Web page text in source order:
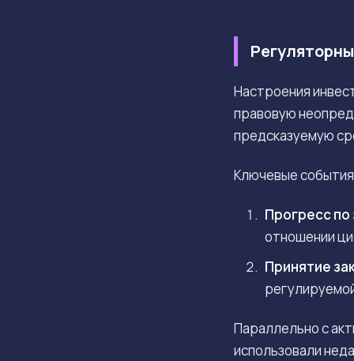
Настроения
правовую
предсказуемую
Ключевые
Прогресс по
отношении
Принятие
Параллельно с
использовали